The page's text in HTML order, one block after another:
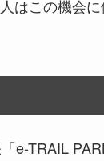
はこの機会
e-TRAIL